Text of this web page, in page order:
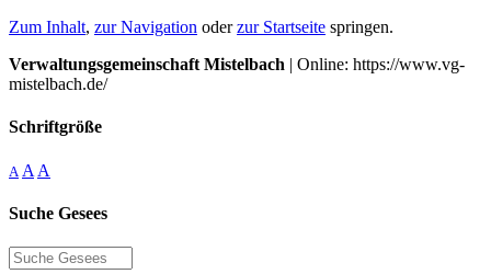
Zum Inhalt, zur Navigation oderzur Startseite springen.
Verwaltungsgemeinschaft Mistelbach | Online: https://www.vg-
mistelbach.de/
Schriftgröße
A A A
Suche Gesees